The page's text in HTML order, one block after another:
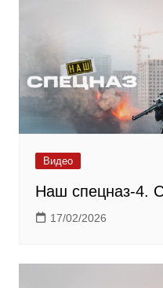
Видео
Наш спецназ-4.
17/02/2026